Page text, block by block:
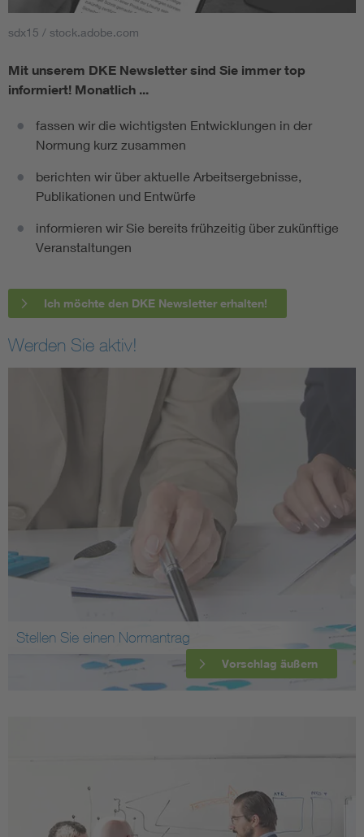
sdx15 / stock.adobe.com
Mit unserem DKE Newsletter sind Sie immer top
informiert! Monatlich ...
fassen wir die wichtigsten Entwicklungen in der
Normung kurz zusammen
berichten wir über aktuelle Arbeitsergebnisse,
Publikationen und Entwürfe
informieren wir Sie bereits frühzeitig über zukünftige
Veranstaltungen
Ich möchte den DKE Newsletter erhalten!
Werden Sie aktiv!
Stellen Sie einen Normantrag
Vorschlag äußern